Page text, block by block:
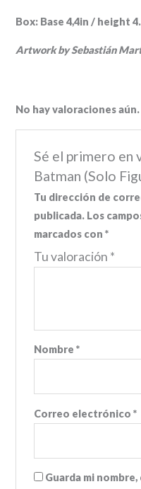
Box: Base 4,4in / height
Artwork by Sebastián
No hay valoraciones aún.
Sé el primero en
Batman (Solo
Tu dirección de
publicada. Los
marcados con *
Tu valoración *
Nombre *
Correo electrónico *
Guarda mi